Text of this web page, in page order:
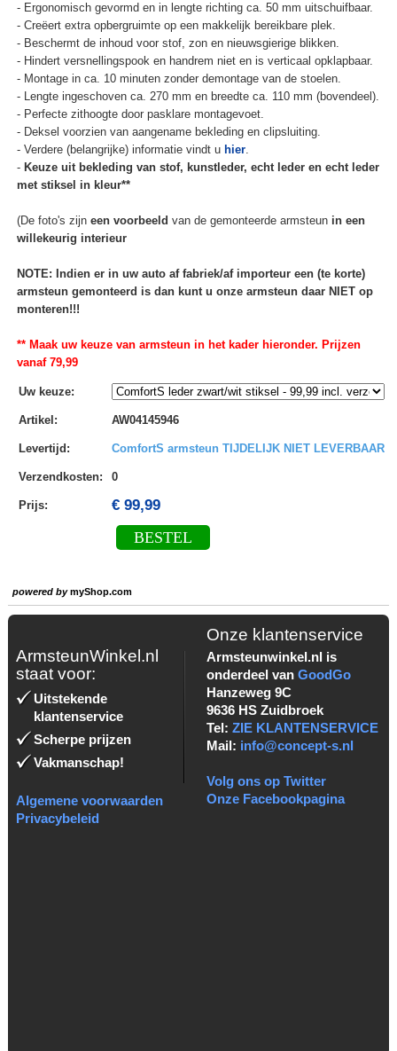
- Ergonomisch gevormd en in lengte richting ca. 50 mm uitschuifbaar.
- Creëert extra opbergruimte op een makkelijk bereikbare plek.
- Beschermt de inhoud voor stof, zon en nieuwsgierige blikken.
- Hindert versnellingspook en handrem niet en is verticaal opklapbaar.
- Montage in ca. 10 minuten zonder demontage van de stoelen.
- Lengte ingeschoven ca. 270 mm en breedte ca. 110 mm (bovendeel).
- Perfecte zithoogte door pasklare montagevoet.
- Deksel voorzien van aangename bekleding en clipsluiting.
- Verdere (belangrijke) informatie vindt u hier.
- Keuze uit bekleding van stof, kunstleder, echt leder en echt leder
met stiksel in kleur**
(De foto's zijn een voorbeeld van de gemonteerde armsteun in een
willekeurig interieur
NOTE: Indien er in uw auto af fabriek/af importeur een (te korte)
armsteun gemonteerd is dan kunt u onze armsteun daar NIET op
monteren!!!
** Maak uw keuze van armsteun in het kader hieronder. Prijzen
vanaf 79,99
Uw keuze:
Artikel : AW04145946
Levertijd : ComfortS armsteun TIJDELIJK NIET LEVERBAAR
Verzendkosten: 0
Prijs: € 99,99
BESTEL
powered bymyShop.com
ArmsteunWinkel.nl
staat voor:
Uitstekende
klantenservice
Scherpe prijzen
Vakmanschap!
Algemene voorwaarden
Privacybeleid
Onze klantenservice
Armsteunwinkel.nl is
onderdeel van GoodGo
Hanzeweg 9C
9636 HS Zuidbroek
Tel: ZIE KLANTENSERVICE
Mail: info@concept-s.nl
Volg ons op Twitter
Onze Facebookpagina